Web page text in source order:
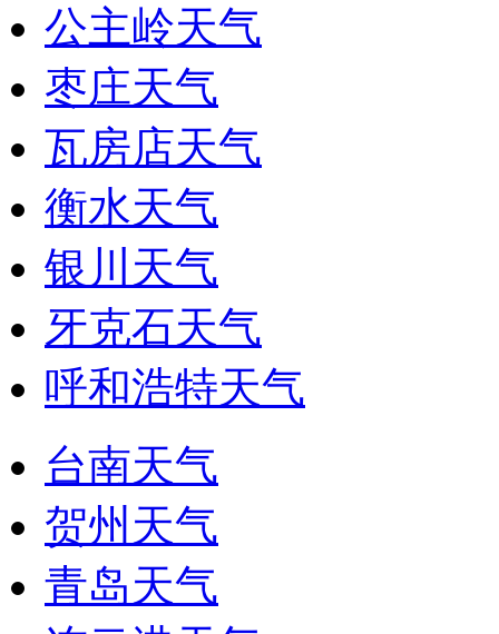
公主岭天气
枣庄天气
瓦房店天气
衡水天气
银川天气
牙克石天气
呼和浩特天气
台南天气
贺州天气
青岛天气